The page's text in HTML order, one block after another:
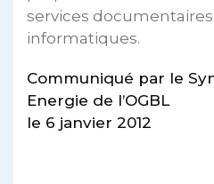
services
informatiques.
Communiqué par le
Energie de l’OGBL
le 6 janvier 2012